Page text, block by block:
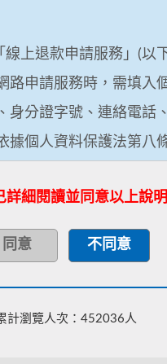
詳細閱讀並同意以上說明
計瀏覽人次：452036人